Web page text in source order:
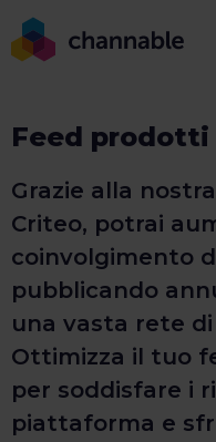
Feed
Grazie alla
Criteo, potrai
coinvolgimento
pubblicando
una vasta rete
Ottimizza il tuo
per soddisfare i
piattaforma e